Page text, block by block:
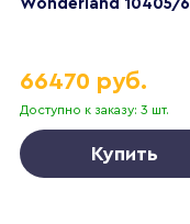
Wonderland 10405/6
Доступно к заказу: 3 шт.
66470 руб.
Купить